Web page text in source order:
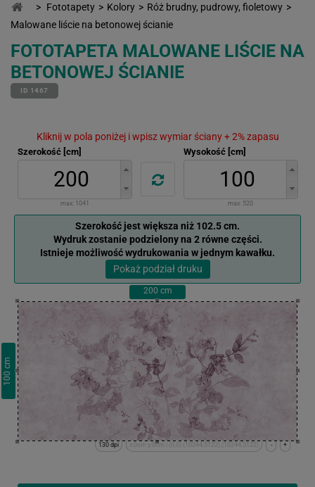
> Fototapety > Kolory > Róż brudny, pudrowy, fioletowy >
Malowane liście na betonowej ścianie
FOTOTAPETA MALOWANE LIŚCIE NA
BETONOWEJ ŚCIANIE
ID 1467
Kliknij w pola poniżej i wpisz wymiar ściany + 2% zapasu
Szerokość [cm]
max: 1041
Wysokość [cm]
max: 520
Szerokość jest większa niż 102.5 cm.
Wydruk zostanie podzielony na 2 równe części.
Istnieje możliwość wydrukowania w jednym kawałku.
Pokaż podział druku
200 cm
100
cm
+
-
x:0cm y:0cm | (0,0) (10244,5122) (10244,5122)
130 dpi